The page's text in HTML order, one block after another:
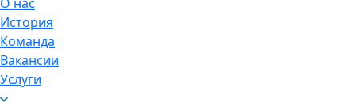
История
Команда
Вакансии
Услуги